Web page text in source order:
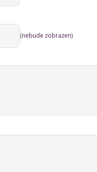
(nebude zobrazen)